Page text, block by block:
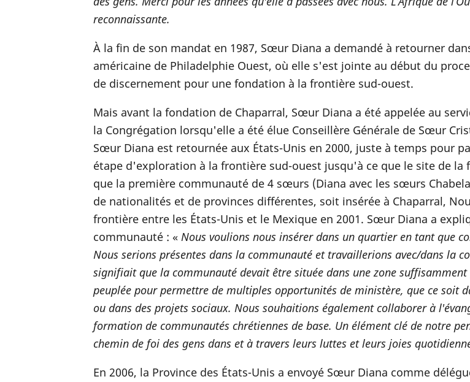
reconnaissante.
À la fin de son mandat en 1987, Sœur Diana a demandé à retourner
américaine de Philadelphie Ouest, où elle s'est jointe au début du
de discernement pour une fondation à la frontière sud-ouest.
Mais avant la fondation de Chaparral, Sœur Diana a été appelée au
la Congrégation lorsqu'elle a été élue Conseillère Générale de Sœur
Sœur Diana est retournée aux États-Unis en 2000, juste à temps pour
étape d'exploration à la frontière sud-ouest jusqu'à ce que le site de
que la première communauté de 4 sœurs (Diana avec les sœurs
de nationalités et de provinces différentes, soit insérée à Chaparral,
frontière entre les États-Unis et le Mexique en 2001. Sœur Diana a
communauté : «Nous voulions nous insérer dans un quartier en tant que
Nous serions présentes dans la communauté et travaillerions avec/dans la
signifiait que la communauté devait être située dans une zone
peuplée pour permettre de multiples opportunités de ministère, que ce soit
ou dans des projets sociaux. Nous souhaitions également collaborer à
formation de communautés chrétiennes de base. Un élément clé de notre
chemin de foi des gens dans et à travers leurs luttes et leurs joies
En 2006, la Province des États-Unis a envoyé Sœur Diana comme